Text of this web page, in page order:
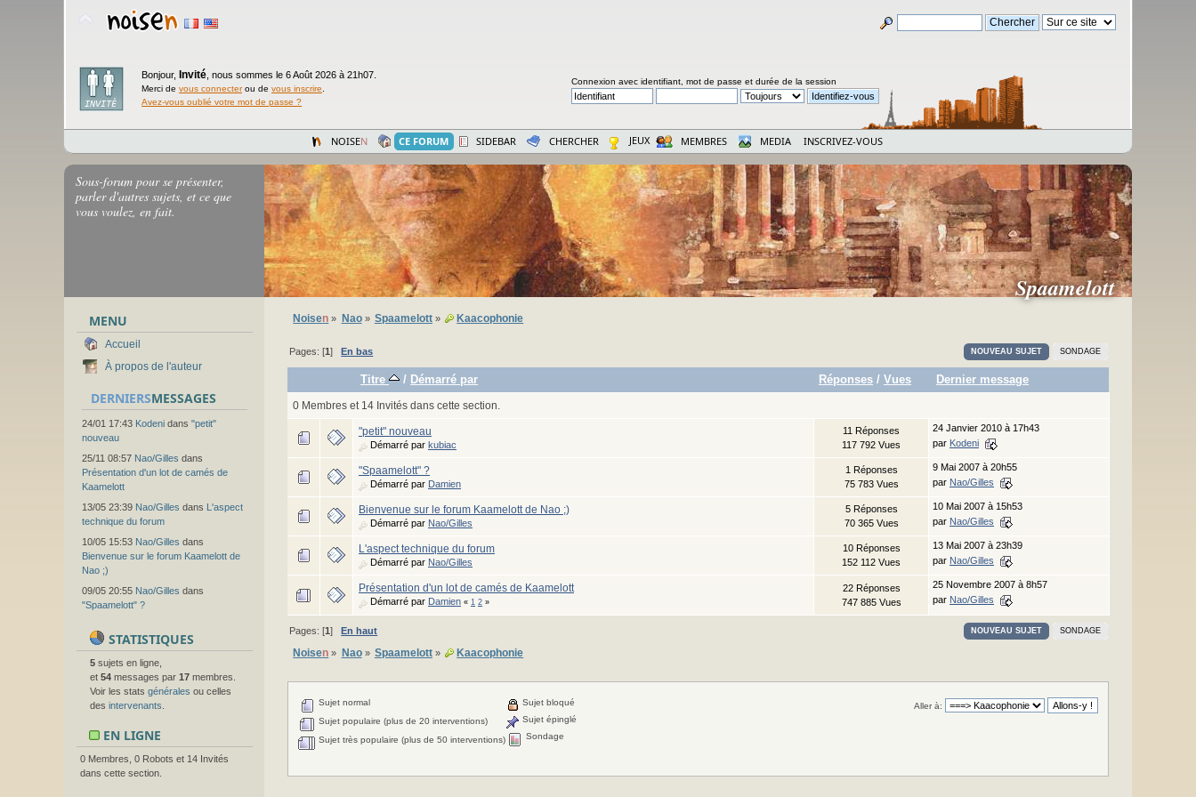
Bonjour, Invité nous sommes le 6 Août 2026 à 21h07.
Merci de vous connecterou de vous inscrire
Avez-vous oublié votre mot de passe ?
Connexion avec identifiant, mot de passe et durée de la session
NOISEN CE FORUM SIDEBAR CHERCHER JEUX MEMBRES MEDIA INSCRIVEZ-VOUS
Sous-forum pour se présenter,
parler d'autres sujets, et ce que
vous voulez, en fait.
MENU
Accueil
À propos de l'auteur
DERNIERSMESSAGES
24/01 17:43 Kodeni dans "petit"
nouveau
25/11 08:57 Nao/Gilles dans
Présentation d'un lot de camés de
Kaamelott
13/05 23:39 Nao/Gilles dans L'aspect
technique du forum
10/05 15:53 Nao/Gilles dans
Bienvenue sur le forum Kaamelott de
Nao ;)
09/05 20:55 Nao/Gilles dans
"Spaamelott" ?
STATISTIQUES
5 sujets en ligne,
et 54 messages par 17 membres.
Voir les stats générales ou celles
des intervenants
EN LIGNE
0 Membres, 0 Robots et 14 Invités
dans cette section.
Spaamelott
Noisen » Nao» Spaamelott» Kaacophonie
Pages: [1]En bas NOUVEAU SUJET SONDAGE
Titre / Démarré par Réponses / Vues Dernier message
0 Membres et 14 Invités dans cette section.
"petit" nouveau
Démarré par kubiac
11 Réponses
117 792 Vues
24 Janvier 2010 à 17h43
par Kodeni
"Spaamelott" ?
Démarré par Damien
1 Réponses
75 783 Vues
9 Mai 2007 à 20h55
par Nao/Gilles
Bienvenue sur le forum Kaamelott de Nao ;)
Démarré par Nao/Gilles
5 Réponses
70 365 Vues
10 Mai 2007 à 15h53
par Nao/Gilles
L'aspect technique du forum
Démarré par Nao/Gilles
10 Réponses
152 112 Vues
13 Mai 2007 à 23h39
par Nao/Gilles
Présentation d'un lot de camés de Kaamelott
Démarré par Damien « 1 2 »
22 Réponses
747 885 Vues
25 Novembre 2007 à 8h57
par Nao/Gilles
NOUVEAU SUJET SONDAGE
Pages: [1]En haut
Noisen » Nao» Spaamelott» Kaacophonie
Aller à:
Sujet normal
Sujet populaire (plus de 20 interventions)
Sujet très populaire (plus de 50 interventions)
Sujet bloqué
Sujet épinglé
Sondage